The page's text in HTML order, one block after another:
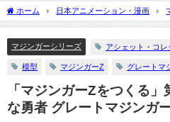
ホーム 日本アニメーション・漫画
マジンガーシリーズ アシェット・コ
模型 マジンガーZ グレートマ
「マジンガーZをつくる
な勇者 グレートマジンガー